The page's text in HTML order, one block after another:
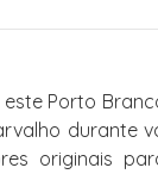
Porto
durante
originais